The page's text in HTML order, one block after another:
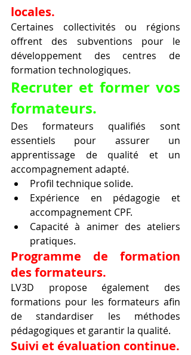
locales.
Certaines collectivités ou régions
offrent des subventions pour le
développement des centres de
formation technologiques.
Recruter et former vos
formateurs.
Des formateurs qualifiés sont
essentiels pour assurer un
apprentissage de qualité et un
accompagnement adapté.
Profil technique solide.
Expérience en pédagogie et
accompagnement CPF.
Capacité à animer des ateliers
pratiques.
Programme de formation
des formateurs.
LV3D propose également des
formations pour les formateurs afin
de standardiser les méthodes
pédagogiques et garantir la qualité.
Suivi et évaluation continue.